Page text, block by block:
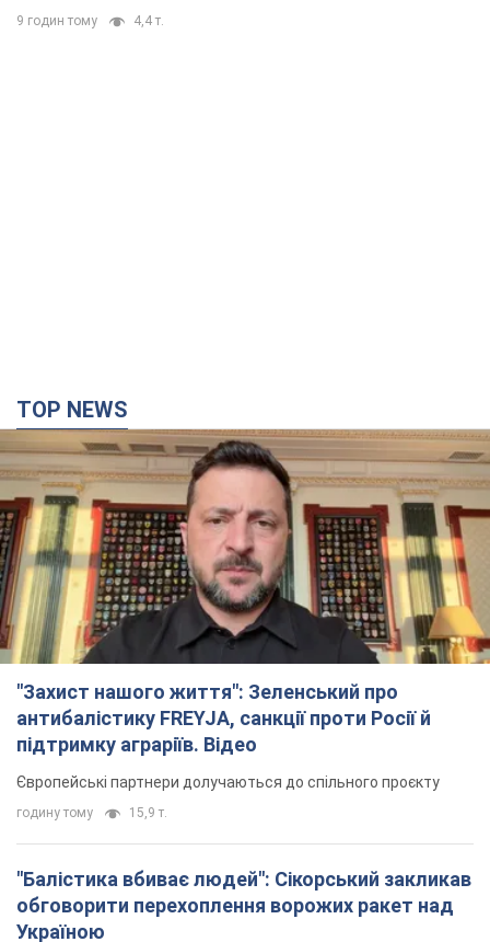
9 годин тому 4,4 т.
TOP NEWS
"Захист нашого життя": Зеленський про
антибалістику FREYJA, санкції проти Росії й
підтримку аграріїв. Відео
Європейські партнери долучаються до спільного проєкту
годину тому 15,9 т.
"Балістика вбиває людей": Сікорський закликав
обговорити перехоплення ворожих ракет над
Україною